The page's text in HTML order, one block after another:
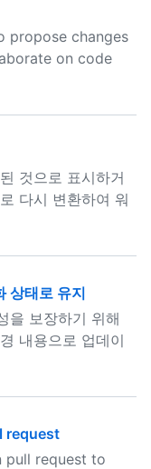
propose changes
on code
것으로 표시하거
다시 변환하여 워
상태로 유지
을 보장하기 위해
내용으로 업데이
request
pull request to